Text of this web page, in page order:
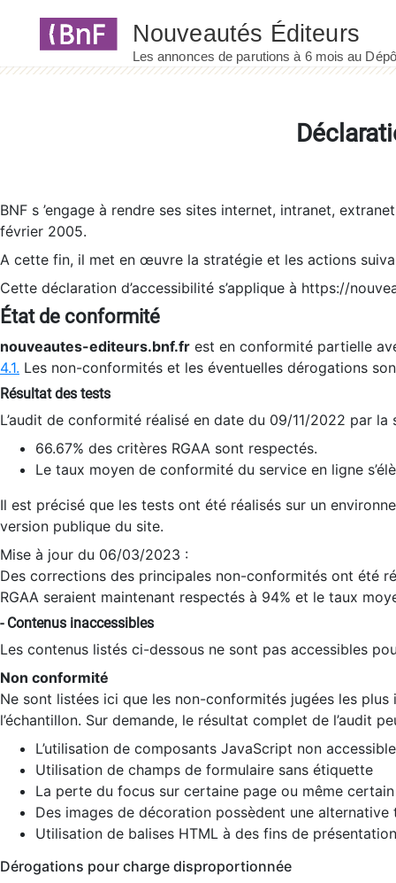
BNF s ’engage à rendre ses sites internet, intranet,
février 2005.
A cette fin, il met en œuvre la stratégie et les actions
Cette déclaration d’accessibilité s’applique à https://
État de conformité
nouveautes-editeurs.bnf.fr est en conformité partielle
4.1. Les non-conformités et les éventuelles dérogations
Résultat des tests
L’audit de conformité réalisé en date du 09/11/2022 par
66.67% des critères RGAA sont respectés.
Le taux moyen de conformité du service en ligne
Il est précisé que les tests ont été réalisés sur un
version publique du site.
Mise à jour du 06/03/2023 :
Des corrections des principales non-conformités ont été
RGAA seraient maintenant respectés à 94% et le taux
- Contenus inaccessibles
Les contenus listés ci-dessous ne sont pas accessibles
Non conformité
Ne sont listées ici que les non-conformités jugées les
l’échantillon. Sur demande, le résultat complet de l’audit
L’utilisation de composants JavaScript non
Utilisation de champs de formulaire sans étiquette
La perte du focus sur certaine page ou même
Des images de décoration possèdent une alternative
Utilisation de balises HTML à des fins de
Dérogations pour charge disproportionnée